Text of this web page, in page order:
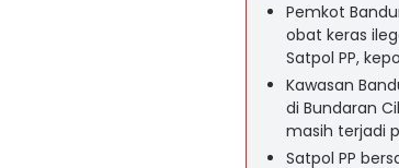
Pemkot
obat keras
Satpol PP,
Kawasan
di Bundaran
masih terjadi
Satpol PP